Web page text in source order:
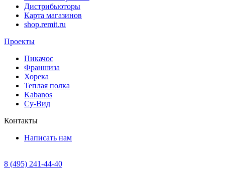
Дистрибьюторы
Карта магазинов
shop.remit.ru
Проекты
Пикачос
Франшиза
Хорека
Теплая полка
Kabanos
Су-Вид
Контакты
Написать нам
8 (495) 241-44-40